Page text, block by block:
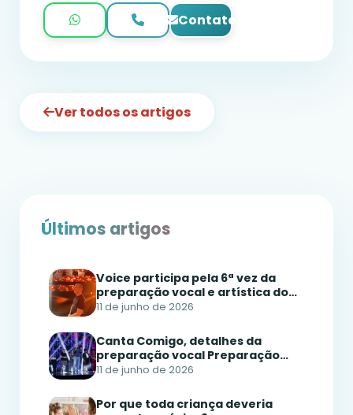
Contato
Ver todos os artigos
Últimos artigos
Voice participa pela 6ª vez da
preparação vocal e artística do
Canta Comigo Teen 2026
11 de junho de 2026
Canta Comigo, detalhes da
preparação vocal Preparação
Vocal do Canta Comigo Escola de
11 de junho de 2026
Por que toda criança deveria